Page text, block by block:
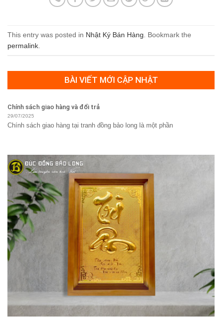
This entry was posted in Nhật Ký Bán Hàng . Bookmark the
permalink
BÀI VIẾT MỚI CẬP NHẬT
Chính sách giao hàng và đổi trả
29/07/2025
Chính sách giao hàng tại tranh đồng bảo long là một phần